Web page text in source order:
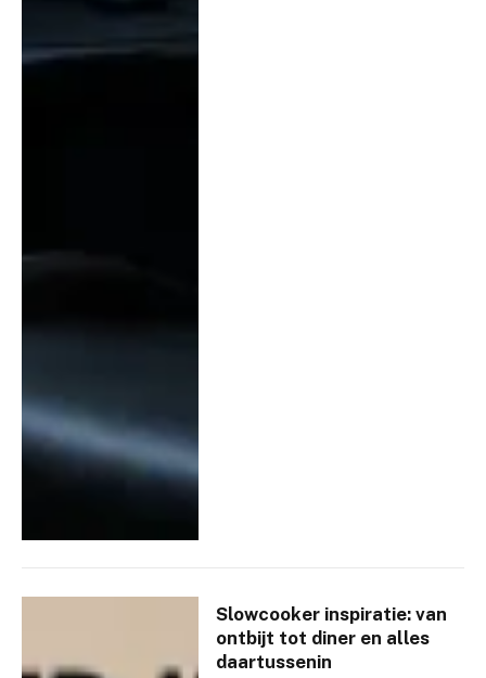
Slowcooker inspiratie: van
ontbijt tot diner en alles
daartussenin